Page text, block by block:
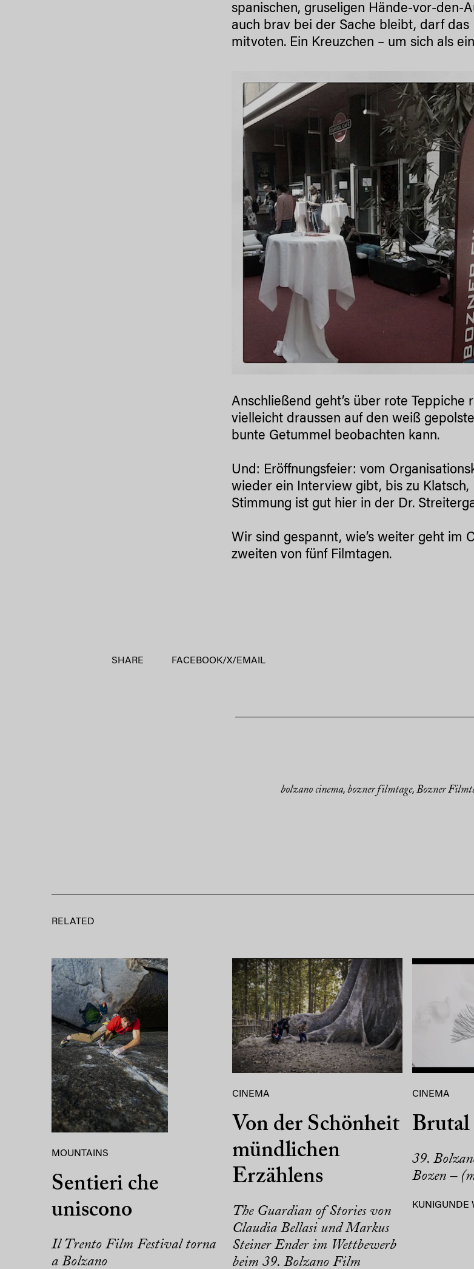
spanischen, gruseligen Hände-vor-den-
auch brav bei der Sache bleibt, darf
mitvoten. Ein Kreuzchen – um sich als
Anschließend geht’s über rote
vielleicht draussen auf den weiß
bunte Getummel beobachten kann.
Und: Eröffnungsfeier: vom
wieder ein Interview gibt, bis zu Klatsch,
Stimmung ist gut hier in der Dr.
Wir sind gespannt, wie’s weiter geht im
zweiten von fünf Filmtagen.
SHARE FACEBOOK/X/ EMAIL
bolzano cinema, bozner filmtage, Bozner
RELATED
MOUNTAINS
Sentieri che
uniscono
Il Trento Film Festival torna
a Bolzano
CINEMA
Von der Schönheit
mündlichen
Erzählens
The Guardian of Stories von
Claudia Bellasi und Markus
Steiner Ender im Wettbewerb
beim 39. Bolzano Film
CINEMA
Brutal
39.
Bozen –
KUNIGUNDE